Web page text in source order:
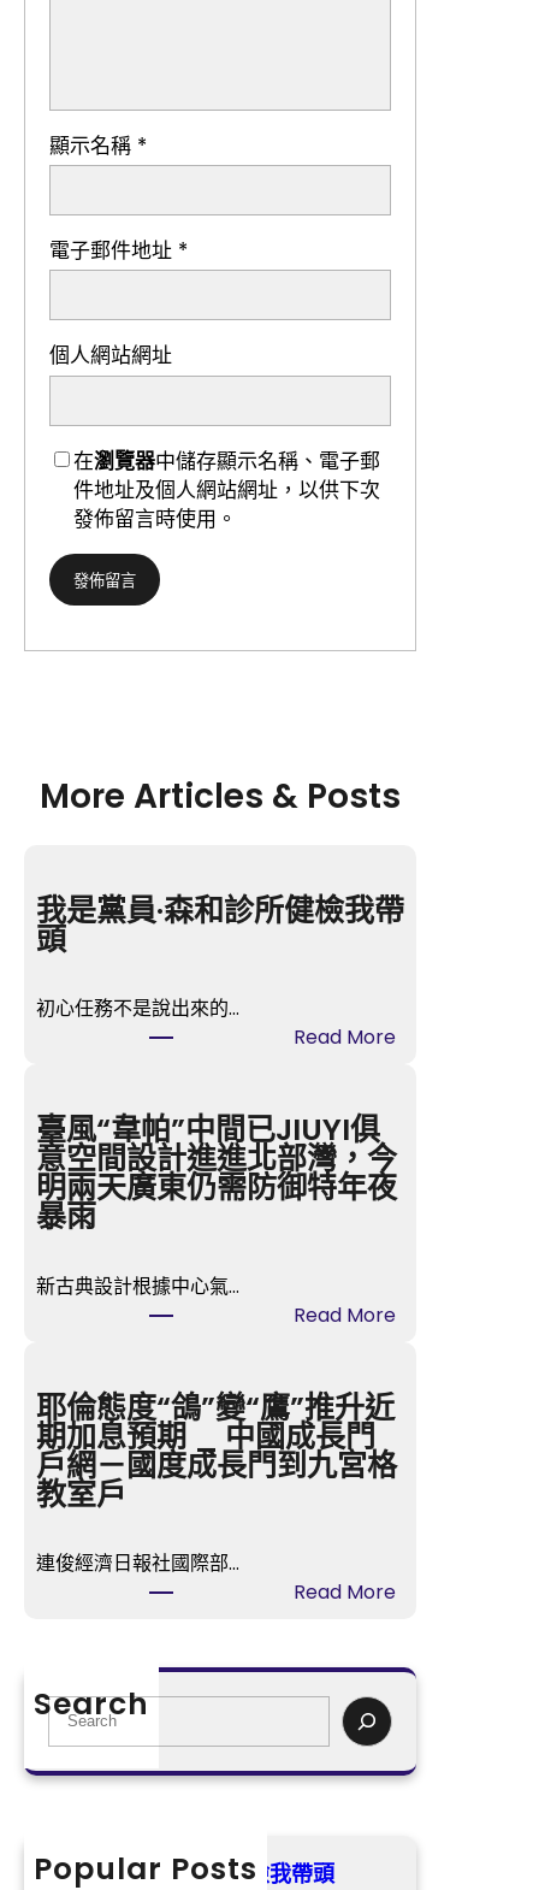
顯示名稱 *
電子郵件地址 *
個人網站網址
在瀏覽器中儲存顯示名稱、電子郵
件地址及個人網站網址，以供下次
發佈留言時使用。
More Articles & Posts
我是黨員·森和診所健檢我帶
頭
初心任務不是說出來的…
Read More:
員
·
森
健
帶
臺風“韋帕”中間已JIUYI俱
意空間設計進進北部灣，今
明兩天廣東仍需防御特年夜
暴雨
新古典設計根據中心氣…
Read More:
中
間
意
間
進
耶倫態度“鴿”變“鷹”推升近
期加息預期 _ 中國成長門
戶網－國度成長門到九宮格
教室戶
連俊經濟日報社國際部…
Read More:
態
變
Search
S
e
a
h
Popular Posts
我是黨員·森和診所健檢我帶頭